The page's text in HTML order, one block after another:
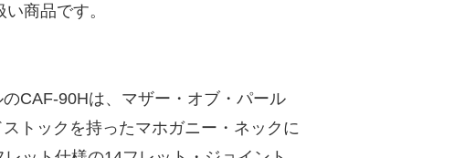
商品です。
CAF-90Hは、マザー・オブ・パール
トックを持ったマホガニー・ネックに